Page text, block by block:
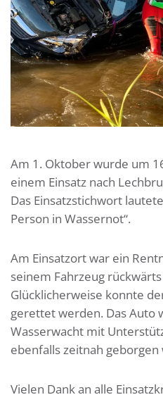
Am 1. Oktober wurde um
einem Einsatz nach
Das Einsatzstichwort
Person in Wassernot“.
Am Einsatzort war ein
seinem Fahrzeug
Glücklicherweise konnte
gerettet werden. Das Auto
Wasserwacht mit
ebenfalls zeitnah geborgen
Vielen Dank an alle